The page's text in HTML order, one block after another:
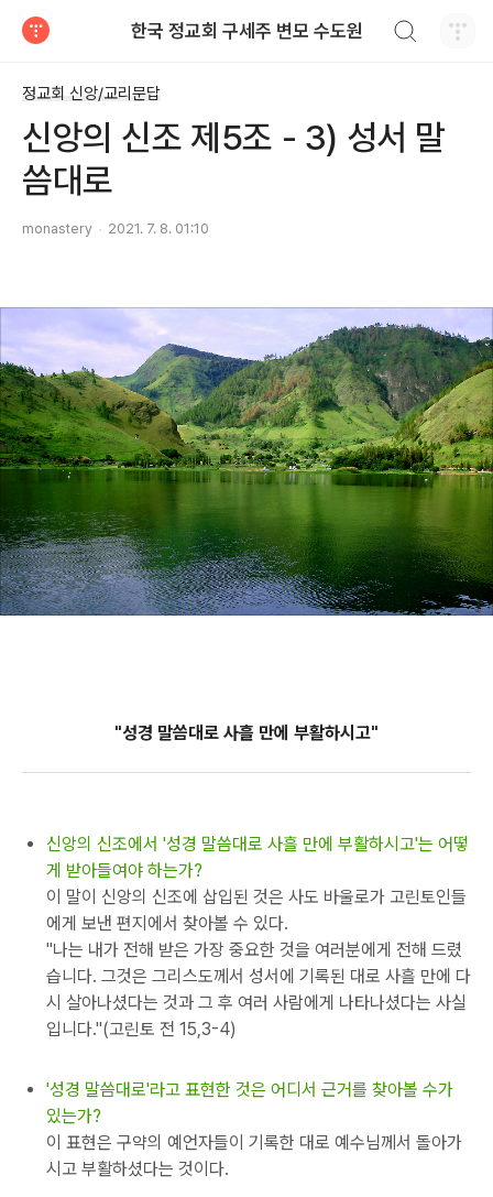
한국 정교회 구세주 변모 수도원
정교회 신앙/교리문답
신앙의 신조 제5조 - 3) 성서 말
씀대로
monastery 2021. 7. 8. 01:10
"성경 말씀대로 사흘 만에 부활하시고"
신앙의 신조에서 '성경 말씀대로 사흘 만에 부활하시고'는 어떻
게 받아들여야 하는가?
이 말이 신앙의 신조에 삽입된 것은 사도 바울로가 고린토인들
에게 보낸 편지에서 찾아볼 수 있다.
"나는 내가 전해 받은 가장 중요한 것을 여러분에게 전해 드렸
습니다. 그것은 그리스도께서 성서에 기록된 대로 사흘 만에 다
시 살아나셨다는 것과 그 후 여러 사람에게 나타나셨다는 사실
입니다."(고린토 전 15,3-4)
'성경 말씀대로'라고 표현한 것은 어디서 근거를 찾아볼 수가
있는가?
이 표현은 구약의 예언자들이 기록한 대로 예수님께서 돌아가
시고 부활하셨다는 것이다.